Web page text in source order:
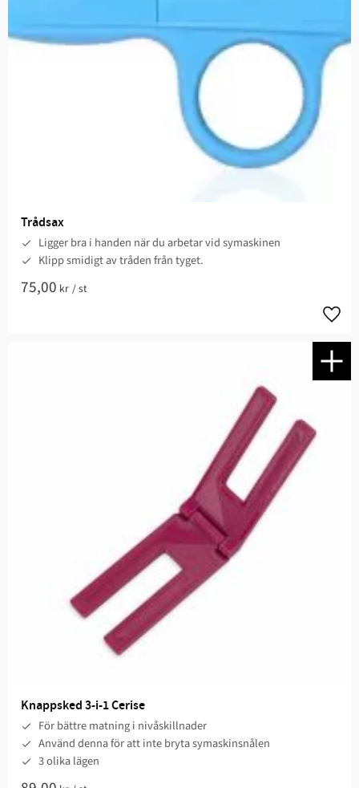
Trådsax
Ligger bra i handen när du arbetar vid symaskinen
Klipp smidigt av tråden från tyget.
75,00 kr /st
Knappsked 3-i-1 Cerise
För bättre matning i nivåskillnader
Använd denna för att inte bryta symaskinsnålen
3 olika lägen